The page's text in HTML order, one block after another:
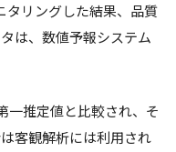
タリングした結果、品質
は、数値予報システム
⼀推定値と⽐較され、そ
客観解析には利⽤され